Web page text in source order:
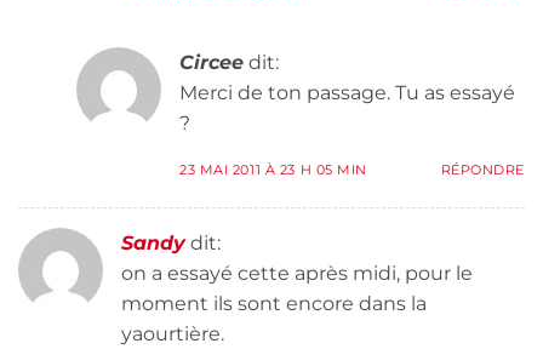
Circee dit:
Merci de ton passage. Tu as essayé
?
23 MAI 2011 À 23 H 05 MIN RÉPONDRE
Sandy dit:
on a essayé cette après midi, pour le
moment ils sont encore dans la
yaourtière.